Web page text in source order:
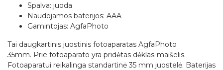
Spalva: juoda
Naudojamos baterijos: AAA
Gamintojas: AgfaPhoto
Tai daugkartinis juostinis fotoaparatas AgfaPhoto
35mm. Prie fotoaparato yra pridėtas dėklas-maišelis.
Fotoaparatui reikalinga standartinė 35 mm juostelė. Baterijas